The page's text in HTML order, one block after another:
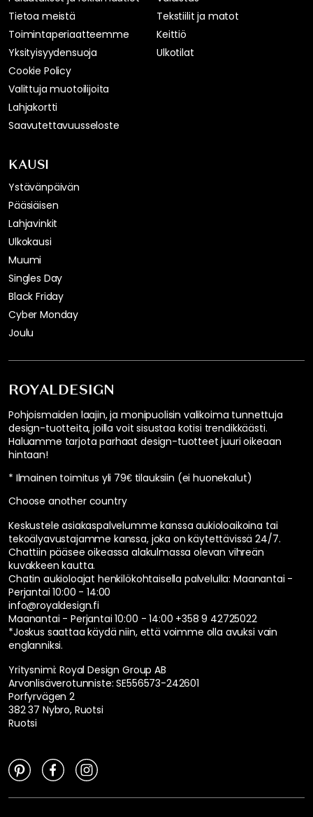
ROYALDESIGN
Pohjoismaiden laajin, ja monipuolisin valikoima tunnettuja
design-tuotteita, joilla voit sisustaa kotisi trendikkäästi.
Haluamme tarjota parhaat design-tuotteet juuri oikeaan
hintaan!
* Ilmainen toimitus yli 79€ tilauksiin (ei huonekalut)
Choose another country
Keskustele asiakaspalvelumme kanssa aukioloaikoina tai
tekoälyavustajamme kanssa, joka on käytettävissä 24/7.
Chattiin pääsee oikeassa alakulmassa olevan vihreän
kuvakkeen kautta.
Chatin aukioloajat henkilökohtaisella palvelulla: Maanantai -
Perjantai 10:00 - 14:00
info@royaldesign.fi
Maanantai - Perjantai 10:00 - 14:00 +358 9 42725022
*Joskus saattaa käydä niin, että voimme olla avuksi vain
englanniksi.
Yritysnimi: Royal Design Group AB
Arvonlisäverotunniste: SE556573-242601
Porfyrvägen 2
382 37 Nybro, Ruotsi
Ruotsi
Tietoa meistä
Toimintaperiaatteemme
Yksityisyydensuoja
Cookie Policy
Valittuja muotoilijoita
Lahjakortti
Saavutettavuusseloste
Tekstiilit ja matot
Keittiö
Ulkotilat
KAUSI
Ystävänpäivän
Pääsiäisen
Lahjavinkit
Ulkokausi
Muumi
Singles Day
Black Friday
Cyber Monday
Joulu